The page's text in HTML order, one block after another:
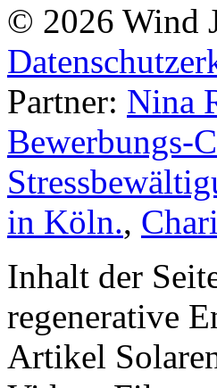
© 2026 Wind
Partner: Nina
Bewerbungs-
in Köln.,
Inhalt der
regenerative
Artikel